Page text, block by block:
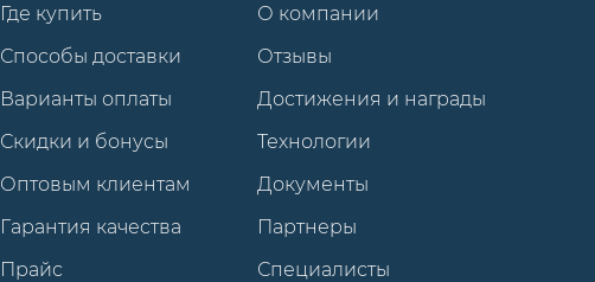
Где купить
Способы доставки
Варианты оплаты
Скидки и бонусы
Оптовым клиентам
Гарантия качества
Прайс
О компании
Отзывы
Достижения и награды
Технологии
Документы
Партнеры
Специалисты